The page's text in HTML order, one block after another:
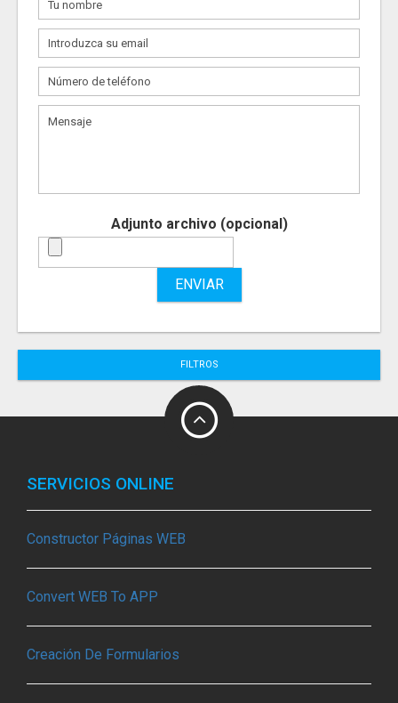
Adjunto archivo (opcional)
ENVIAR
FILTROS
SERVICIOS ONLINE
Constructor Páginas WEB
Convert WEB To APP
Creación De Formularios